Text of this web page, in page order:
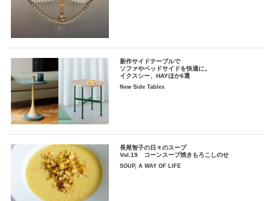
新作サイドテーブルで
ソファやベッドサイドを快適に。
イクスシー、HAYほか6選
New Side Tables
長尾智子の日々のスープ
Vol.19 コーンスープ焼きもろこしのせ
SOUP, A WAY OF LIFE